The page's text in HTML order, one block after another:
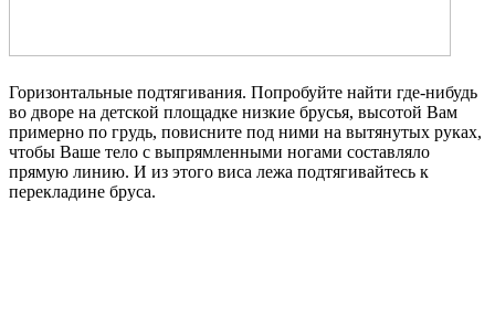
Горизонтальные подтягивания. Попробуйте найти где-нибудь
во дворе на детской площадке низкие брусья, высотой Вам
примерно по грудь, повисните под ними на вытянутых руках,
чтобы Ваше тело с выпрямленными ногами составляло
прямую линию. И из этого виса лежа подтягивайтесь к
перекладине бруса.